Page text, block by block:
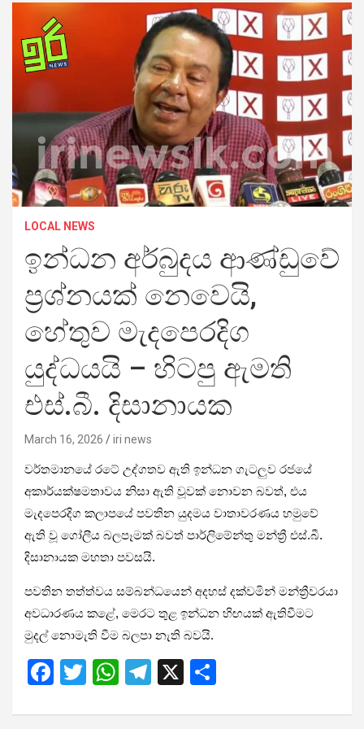
LOCAL NEWS
ඉන්ධන අර්බුදය ආණ්ඩුවේ
ප්‍රශ්නයක් නෙවෙයි,
හේතුව මැදපෙරදිග
යුද්ධයයි – හිටපු ඇමති
එස්.බී. දිසානායක
March 16, 2026 iri news
වර්තමානයේ රටේ උද්ගතව ඇති ඉන්ධන ගැටලුව රජයේ
අකාර්යක්ෂමතාවය නිසා ඇති වූවක් නොවන බවත්, එය
මැදපෙරදිග කලාපයේ පවතින යුදමය වාතාවරණය හමුවේ
ඇති වූ ගෝලීය බලපෑමක් බවත් පාර්ලිමේන්තු මන්ත්‍රී එස්.බී.
දිසානායක මහතා පවසයි.
පවතින තත්ත්වය සම්බන්ධයෙන් අදහස් දක්වමින් මන්ත්‍රීවරයා
අවධාරණය කළේ, මෙරට තුළ ඉන්ධන හිඟයක් ඇතිවීමට
මුදල් නොමැති වීම බලපා නැති බවයි.
F
T
W T
X